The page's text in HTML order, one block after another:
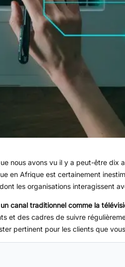
nous avons vu il y a peut-être dix
en Afrique est certainement
les organisations interagissent
canal traditionnel comme la
et des cadres de suivre
pertinent pour les clients que